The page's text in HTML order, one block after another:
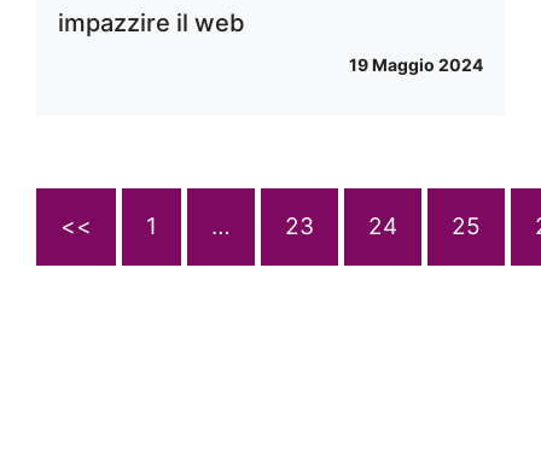
impazzire il web
19 Maggio 2024
<< 1 … 23 24 25